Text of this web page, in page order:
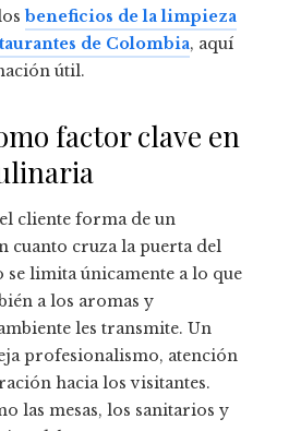
beneficios de la limpieza
de Colombia, aquí
útil.
factor clave en
cliente forma de un
cuanto cruza la puerta del
se limita únicamente a lo que
a los aromas y
les transmite. Un
profesionalismo, atención
hacia los visitantes.
las mesas, los sanitarios y